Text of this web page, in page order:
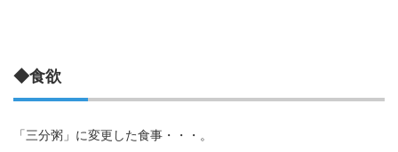
◆食欲
「三分粥」に変更した食事・・・。